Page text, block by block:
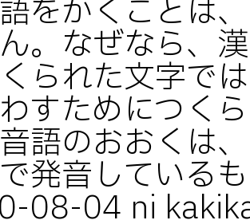
をかくことは
。なぜなら、
られた文字で
すためにつく
語のおおくは
発音している
08-04 ni